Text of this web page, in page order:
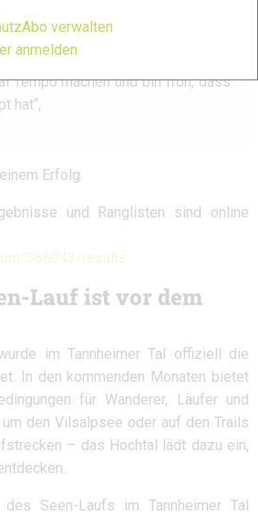
in diesem Jahr. Ich dachte nicht,
reichen würde. Bergab konnte
Tempo machen und bin froh, dass
hat“,
Erfolg.
und Ranglisten sind online
366043/results
Lauf ist vor dem
im Tannheimer Tal offiziell die
In den kommenden Monaten bietet
für Wanderer, Läufer und
um den Vilsalpsee oder auf den Trails
– das Hochtal lädt dazu ein,
Seen-Laufs im Tannheimer Tal
Abo verwalten
anmelden